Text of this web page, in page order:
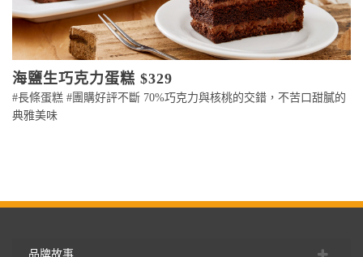
海鹽生巧克力蛋糕 $329
#長條蛋糕 #團購好評不斷 70%巧克力與核桃的交錯，不苦口甜膩的
典雅美味
品牌故事